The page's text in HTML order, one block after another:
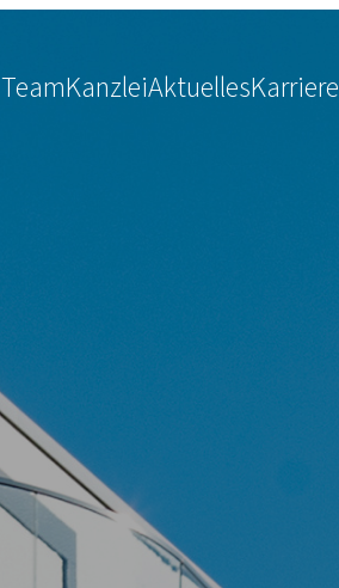
TeamKanzleiAktuellesKarriere